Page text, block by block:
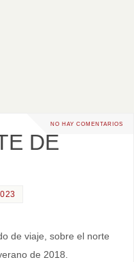
NO HAY COMENTARIOS
DE
de viaje, sobre el norte
de 2018.